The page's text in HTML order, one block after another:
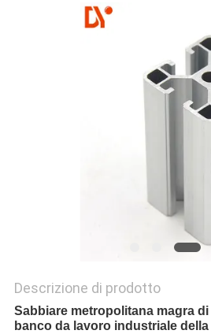
Descrizione di prodotto
Sabbiare metropolitana magra di
banco da lavoro industriale